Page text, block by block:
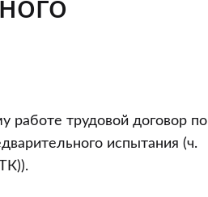
работе трудовой договор по
испытания (ч.